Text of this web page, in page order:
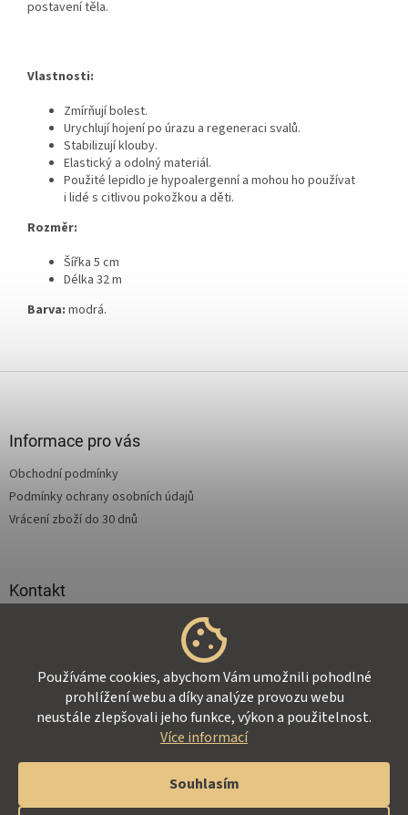
Používáme cookies, abychom Vám umožnili pohodlné
prohlížení webu a díky analýze provozu webu
neustále zlepšovali jeho funkce, výkon a použitelnost.
Více informací
Souhlasím
postavení těla.
Vlastnosti:
Zmírňují bolest.
Urychlují hojení po úrazu a regeneraci svalů.
Stabilizují klouby.
Elastický a odolný materiál.
Použité lepidlo je hypoalergenní a mohou ho používat
i lidé s citlivou pokožkou a děti.
Rozměr:
Šířka 5 cm
Délka 32 m
Barva: modrá.
Informace pro vás
Obchodní podmínky
Podmínky ochrany osobních údajů
Vrácení zboží do 30 dnů
Kontakt
Vytvořil Shoptet